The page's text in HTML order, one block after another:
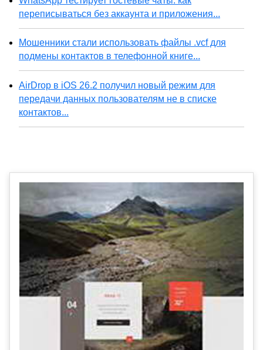
переписываться без аккаунта и приложения...
Мошенники стали использовать файлы .vcf для
подмены контактов в телефонной книге...
AirDrop в iOS 26.2 получил новый режим для
передачи данных пользователям не в списке
контактов...